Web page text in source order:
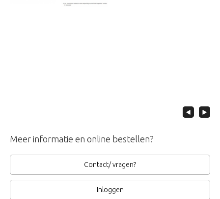
Meer informatie en online bestellen?
Contact/ vragen?
Inloggen